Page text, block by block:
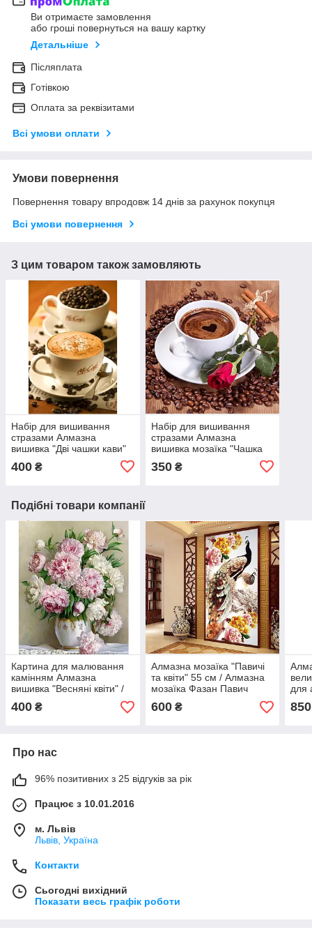
Ви отримаєте замовлення
або гроші повернуться на вашу картку
Детальніше
Післяплата
Готівкою
Оплата за реквізитами
Всі умови оплати
Умови повернення
Повернення товару впродовж 14 днів за рахунок покупця
Всі умови повернення
З цим товаром також замовляють
Набір для вишивання
стразами Алмазна
вишивка "Дві чашки кави"
400 ₴
Набір для вишивання
стразами Алмазна
вишивка мозаїка "Чашка
350₴
Подібні товари компанії
Картина для малювання
камінням Алмазна
вишивка "Весняні квіти" /
Алмазна мозаїка Піони
400 ₴
Алмазна мозаїка "Павичі
та квіти" 55 см / Алмазна
мозаїка Фазан Павич
600₴
для
850
Про нас
96% позитивних з 25 відгуків за рік
Працює з 10.01.2016
м. Львів
Львів, Україна
Контакти
Сьогодні вихідний
Показати весь графік роботи